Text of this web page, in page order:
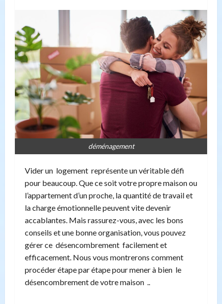
déménagement
Vider un logement représente un véritable défi
pour beaucoup. Que ce soit votre propre maison ou
l’appartement d’un proche, la quantité de travail et
la charge émotionnelle peuvent vite devenir
accablantes. Mais rassurez-vous, avec les bons
conseils et une bonne organisation, vous pouvez
gérer ce désencombrement facilement et
efficacement. Nous vous montrerons comment
procéder étape par étape pour mener à bien le
désencombrement de votre maison ..